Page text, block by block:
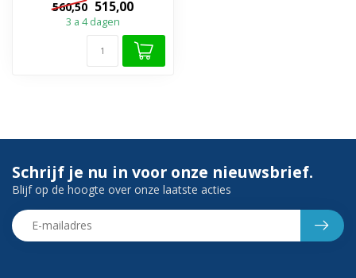
✔️Touch bediening ✔...
560,50 515,00
3 a 4 dagen
Schrijf je nu in voor onze nieuwsbrief.
Blijf op de hoogte over onze laatste acties